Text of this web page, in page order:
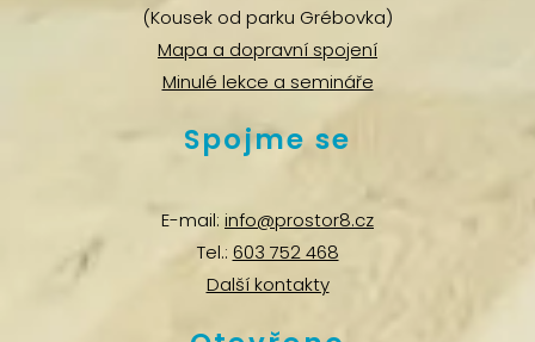
(Kousek od parku Grébovka)
Mapa a dopravní spojení
Minulé lekce a semináře
Spojme se
E-mail: info@prostor8.cz
Tel.: 603 752 468
Další kontakty